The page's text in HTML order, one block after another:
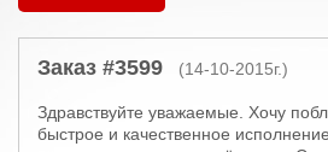
Заказ #3599 (14-10-2015г.)
Здравствуйте уважаемые. Хочу
быстрое и качественное